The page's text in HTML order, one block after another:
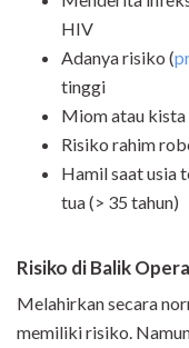
HIV
Adanya risiko (
tinggi
Miom atau kista
Risiko rahim
Hamil saat usia
tua (> 35 tahun)
Risiko di Balik
Melahirkan secara
memiliki risiko.